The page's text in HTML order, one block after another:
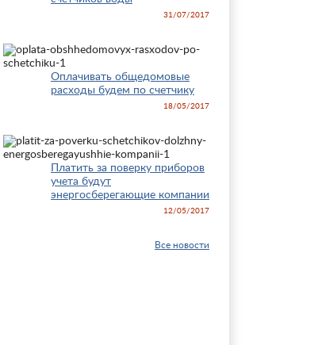
31/07/2017
Оплачивать общедомовые
расходы будем по счетчику
18/05/2017
Платить за поверку приборов
учета будут
энергосберегающие компании
12/05/2017
Все новости